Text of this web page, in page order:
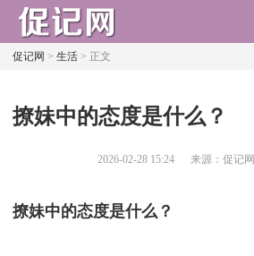
促记网 > 生活> 正文
​撩妹中的态度是什么？
2026-02-28 15:24 来源：促记网
撩妹中的态度是什么？